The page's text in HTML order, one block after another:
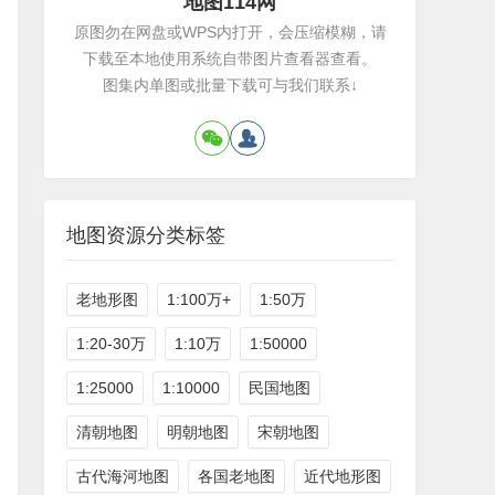
原图勿在网盘或WPS内打开，会压缩模糊，请
下载至本地使用系统自带图片查看器查看。
图集内单图或批量下载可与我们联系↓
地图资源分类标签
老地形图 1:100万+ 1:50万
1:20-30万 1:10万 1:50000
1:25000 1:10000 民国地图
清朝地图 明朝地图 宋朝地图
古代海河地图 各国老地图 近代地形图